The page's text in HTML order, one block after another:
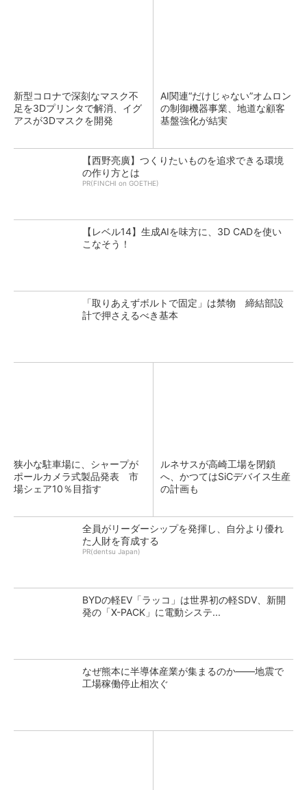
新型コロナで深刻なマスク不
足を3Dプリンタで解消、イグ
アスが3Dマスクを開発
AI関連“だけじゃない”オムロン
の制御機器事業、地道な顧客
基盤強化が結実
【西野亮廣】つくりたいものを追求できる環境
の作り方とは
PR(FINCHI on GOETHE)
【レベル14】生成AIを味方に、3D CADを使い
こなそう！
「取りあえずボルトで固定」は禁物 締結部設
計で押さえるべき基本
狭小な駐車場に、シャープが
ポールカメラ式製品発表 市
場シェア10％目指す
ルネサスが高崎工場を閉鎖
へ、かつてはSiCデバイス生産
の計画も
全員がリーダーシップを発揮し、自分より優れ
た人財を育成する
PR(dentsu Japan)
BYDの軽EV「ラッコ」は世界初の軽SDV、新開
発の「X-PACK」に電動システ...
なぜ熊本に半導体産業が集まるのか――地震で
工場稼働停止相次ぐ